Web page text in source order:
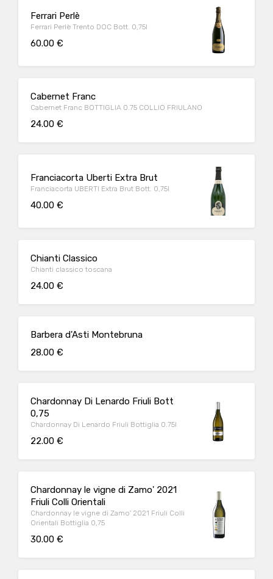
Ferrari Perlè
Ferrari Perlè Trento DOC Bott. 0,75l
60.00 €
Cabernet Franc
Cabernet Franc BOTTIGLIA 0.75 COLLIO FRIULANO
24.00 €
Franciacorta Uberti Extra Brut
Franciacorta UBERTI Extra Brut Bott. 0,75l
40.00 €
Chianti Classico
Chianti classico toscana
24.00 €
Barbera d'Asti Montebruna
28.00 €
Chardonnay Di Lenardo Friuli Bott
0,75
Chardonnay Di Lenardo Friuli Bottiglia 0.75l
22.00 €
Chardonnay le vigne di Zamo' 2021
Friuli Colli Orientali
Chardonnay le vigne di Zamo' 2021 Friuli Colli
Orientali Bottiglia 0,75
30.00 €